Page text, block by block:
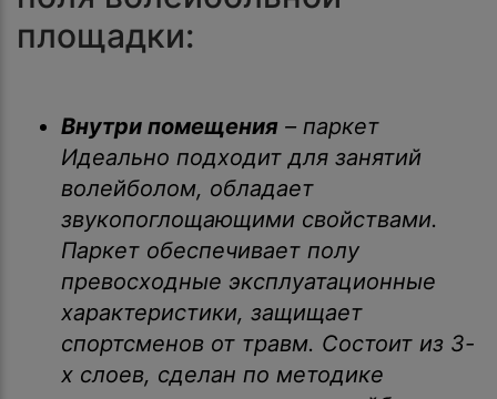
площадки:
Внутри помещения – паркет
Идеально подходит для занятий
волейболом, обладает
звукопоглощающими свойствами.
Паркет обеспечивает полу
превосходные эксплуатационные
характеристики, защищает
спортсменов от травм. Состоит из 3-
х слоев, сделан по методике